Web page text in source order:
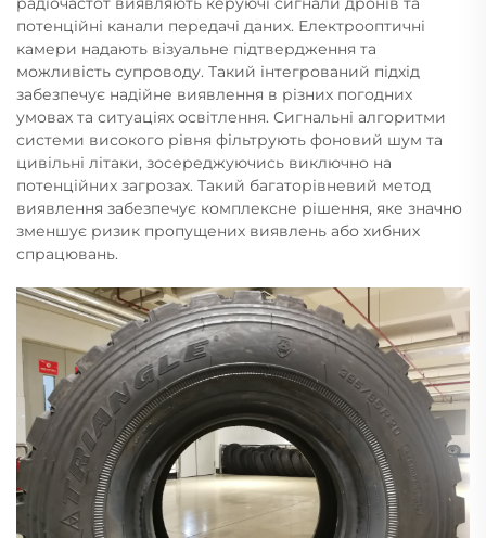
потенційні канали передачі даних. Електрооптичні
камери надають візуальне підтвердження та
можливість супроводу. Такий інтегрований підхід
забезпечує надійне виявлення в різних погодних
умовах та ситуаціях освітлення. Сигнальні алгоритми
системи високого рівня фільтрують фоновий шум та
цивільні літаки, зосереджуючись виключно на
потенційних загрозах. Такий багаторівневий метод
виявлення забезпечує комплексне рішення, яке значно
зменшує ризик пропущених виявлень або хибних
спрацювань.